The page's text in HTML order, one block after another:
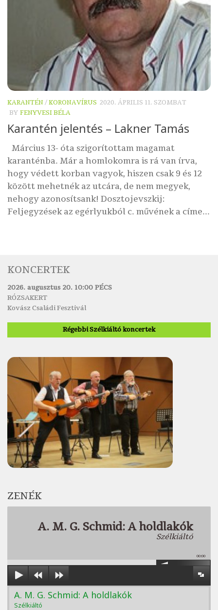
KARANTÉN/KORONAVÍRUS 2020. ÁPRILIS 11. SZOMBAT
BY FENYVESI BÉLA
Karantén jelentés – Lakner Tamás
Március 13- óta szigorítottam magamat
karanténba. Már a homlokomra is rá van írva,
hogy védett korban vagyok, hiszen csak 9 és 12
között mehetnék az utcára, de nem megyek,
nehogy azonosítsank! Dosztojevszkij:
Feljegyzések az egérlyukból c. művének a címe...
KONCERTEK
2026. augusztus 20. 10:00 PÉCS
RÓZSAKERT
Kovász Családi Fesztivál
Régebbi Szélkiáltó koncertek
ZENÉK
A. M. G. Schmid: A holdlakók
Szélkiáltó
00:00
A. M. G. Schmid: A holdlakók
Szélkiáltó